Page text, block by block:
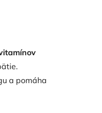
a pomáha